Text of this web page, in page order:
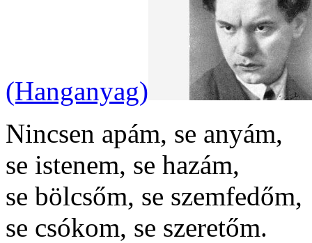
(Hanganyag)
Nincsen apám, se anyám,
se istenem, se hazám,
se bölcsőm, se szemfedőm,
se csókom, se szeretőm.